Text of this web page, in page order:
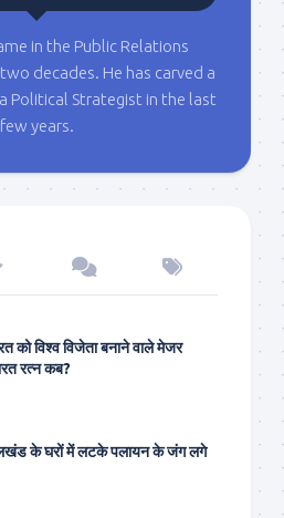
in the Public Relations
decades. He has carved a
Political Strategist in the last
few years.
को विश्व विजेता बनाने वाले मेजर
रत्न कब?
के घरों में लटके पलायन के जंग लगे